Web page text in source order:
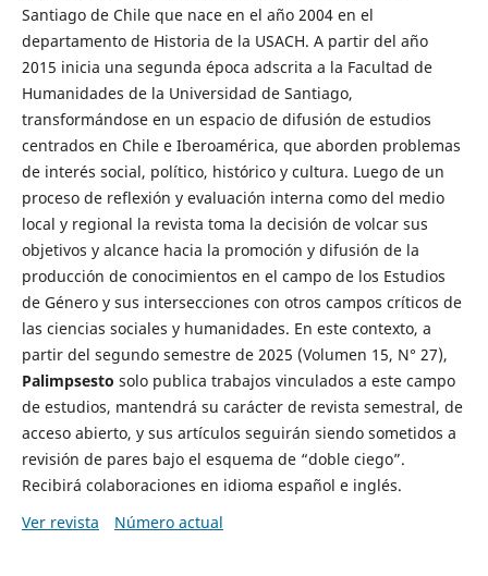
Santiago de Chile que nace en el año 2004 en el
departamento de Historia de la USACH. A partir del año
2015 inicia una segunda época adscrita a la Facultad de
Humanidades de la Universidad de Santiago,
transformándose en un espacio de difusión de estudios
centrados en Chile e Iberoamérica, que aborden problemas
de interés social, político, histórico y cultura. Luego de un
proceso de reflexión y evaluación interna como del medio
local y regional la revista toma la decisión de volcar sus
objetivos y alcance hacia la promoción y difusión de la
producción de conocimientos en el campo de los Estudios
de Género y sus intersecciones con otros campos críticos de
las ciencias sociales y humanidades. En este contexto, a
partir del segundo semestre de 2025 (Volumen 15, N° 27),
Palimpsesto solo publica trabajos vinculados a este campo
de estudios, mantendrá su carácter de revista semestral, de
acceso abierto, y sus artículos seguirán siendo sometidos a
revisión de pares bajo el esquema de “doble ciego”.
Recibirá colaboraciones en idioma español e inglés.
Ver revista
Número actual